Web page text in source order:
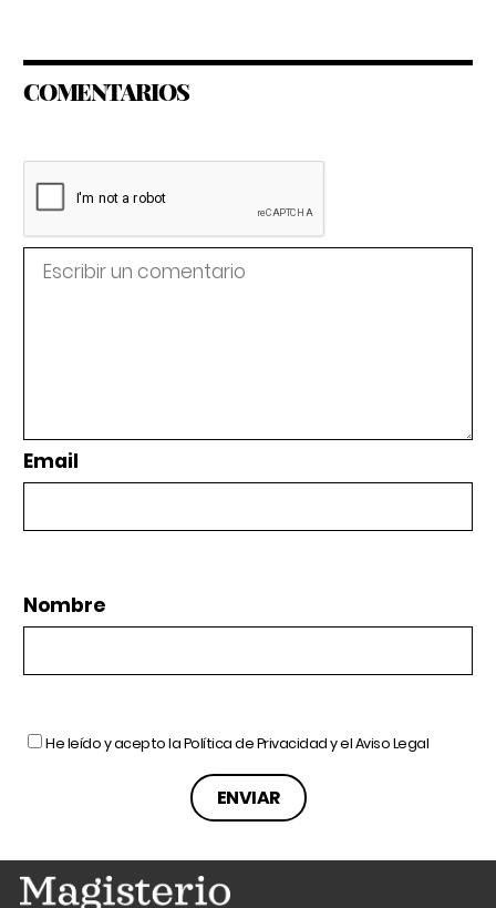
COMENTARIOS
Email
Nombre
He leído y acepto laPolítica de Privacidady elAviso Legal